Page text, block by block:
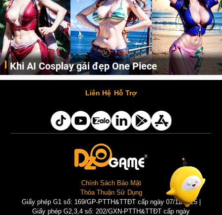
Khi AI Cosplay gái đẹp One Piece
Những cô nàng nóng bỏng Boa Hancock, Nico Robin, Nami, Yamato hay Perona được AI vẽ lại dưới hình thức Cosplay cực kỳ chuẩn chỉnh.
Liên Hệ Hỗ Trợ
Chính Sách Bảo Mật
Thỏa Thuận Sử Dụng
Giấy phép G1 số: 169/GP-PTTH&TTĐT cấp ngày 07/11/2025 |
Giấy phép G2,3,4 số: 202/GXN-PTTH&TTĐT cấp ngày